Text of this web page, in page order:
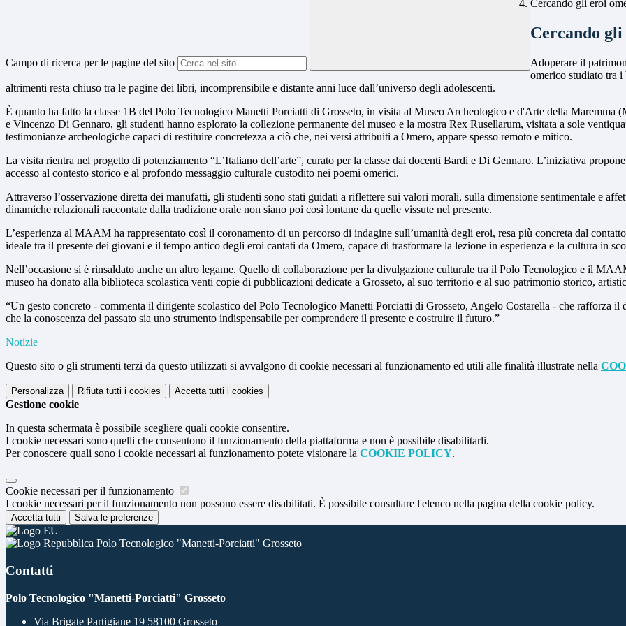
Campo di ricerca per le pagine del sito
Cercando gli eroi
Cercando
Adoperare il
omerico studiato tra
altrimenti resta chiuso tra le pagine dei libri, incomprensibile e distante anni luce dall’universo degli adolescenti.
È quanto ha fatto la classe 1B del Polo Tecnologico Manetti Porciatti di Grosseto, in visita al Museo Archeologico e d'Arte della
e Vincenzo Di Gennaro, gli studenti hanno esplorato la collezione permanente del museo e la mostra Rex Rusellarum, visitata a sole
testimonianze archeologiche capaci di restituire concretezza a ciò che, nei versi attribuiti a Omero, appare spesso remoto e mitico.
La visita rientra nel progetto di potenziamento “L’Italiano dell’arte”, curato per la classe dai docenti Bardi e Di Gennaro. L’iniziativa
accesso al contesto storico e al profondo messaggio culturale custodito nei poemi omerici.
Attraverso l’osservazione diretta dei manufatti, gli studenti sono stati guidati a riflettere sui valori morali, sulla dimensione sentimentale e
dinamiche relazionali raccontate dalla tradizione orale non siano poi così lontane da quelle vissute nel presente.
L’esperienza al MAAM ha rappresentato così il coronamento di un percorso di indagine sull’umanità degli eroi, resa più concreta dal
ideale tra il presente dei giovani e il tempo antico degli eroi cantati da Omero, capace di trasformare la lezione in esperienza e la cultura in
Nell’occasione si è rinsaldato anche un altro legame. Quello di collaborazione per la divulgazione culturale tra il Polo Tecnologico e il
museo ha donato alla biblioteca scolastica venti copie di pubblicazioni dedicate a Grosseto, al suo territorio e al suo patrimonio storico,
“Un gesto concreto - commenta il dirigente scolastico del Polo Tecnologico Manetti Porciatti di Grosseto, Angelo Costarella - che rafforza
che la conoscenza del passato sia uno strumento indispensabile per comprendere il presente e costruire il futuro.”
Notizie
Questo sito o gli strumenti terzi da questo utilizzati si avvalgono di cookie necessari al funzionamento ed utili alle finalità illustrate nella
Personalizza Rifiuta tutti i cookies Accetta tutti i cookies
Gestione cookie
In questa schermata è possibile scegliere quali cookie consentire.
I cookie necessari sono quelli che consentono il funzionamento della piattaforma e non è possibile disabilitarli.
Per conoscere quali sono i cookie necessari al funzionamento potete visionare la COOKIE POLICY.
Cookie necessari per il funzionamento
I cookie necessari per il funzionamento non possono essere disabilitati. È possibile consultare l'elenco nella pagina della cookie policy.
Accetta tutti Salva le preferenze
Polo Tecnologico "Manetti-Porciatti" Grosseto
Contatti
Polo Tecnologico "Manetti-Porciatti" Grosseto
Via Brigate Partigiane 19 58100 Grosseto